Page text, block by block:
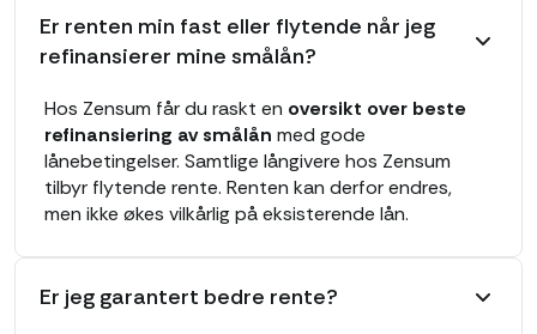
Er renten min fast eller flytende når jeg
refinansierer mine smålån?
Hos Zensum får du raskt en oversikt over beste
refinansiering av smålån med gode
lånebetingelser. Samtlige långivere hos Zensum
tilbyr flytende rente. Renten kan derfor endres,
men ikke økes vilkårlig på eksisterende lån.
Er jeg garantert bedre rente?